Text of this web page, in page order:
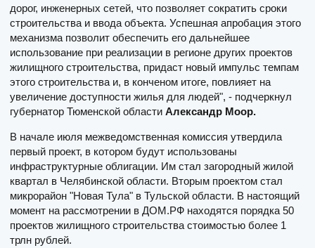
дорог, инженерных сетей, что позволяет сократить сроки
строительства и ввода объекта. Успешная апробация этого
механизма позволит обеспечить его дальнейшее
использование при реализации в регионе других проектов
жилищного строительства, придаст новый импульс темпам
этого строительства и, в конченом итоге, повлияет на
увеличение доступности жилья для людей", - подчеркнул
губернатор Тюменской области Александр Моор.
В начале июля межведомственная комиссия утвердила
первый проект, в котором будут использованы
инфраструктурные облигации. Им стал загородный жилой
квартал в Челябинской области. Вторым проектом стал
микрорайон "Новая Тула" в Тульской области. В настоящий
момент на рассмотрении в ДОМ.РФ находятся порядка 50
проектов жилищного строительства стоимостью более 1
трлн рублей.